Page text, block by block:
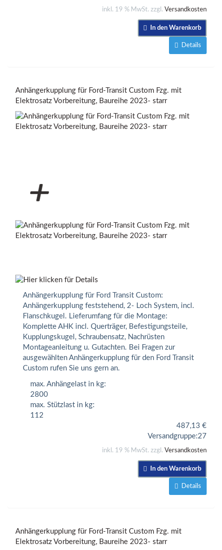
inkl. 19 % MwSt. zzgl. Versandkosten
In den Warenkorb
Details
Anhängerkupplung für Ford-Transit Custom Fzg. mit
Elektrosatz Vorbereitung, Baureihe 2023- starr
Anhängerkupplung für Ford Transit Custom:
Anhängerkupplung feststehend, 2- Loch System, incl.
Flanschkugel. Lieferumfang für die Montage:
Komplette AHK incl. Querträger, Befestigungsteile,
Kupplungskugel, Schraubensatz, Nachrüsten
Montageanleitung u. Gutachten. Bei Fragen zur
ausgewählten Anhängerkupplung für den Ford Transit
Custom rufen Sie uns gern an.
max. Anhängelast in kg:
2800
max. Stützlast in kg:
112
487,13 €
Versandgruppe:27
inkl. 19 % MwSt. zzgl. Versandkosten
In den Warenkorb
Details
Anhängerkupplung für Ford-Transit Custom Fzg. mit
Elektrosatz Vorbereitung, Baureihe 2023- starr